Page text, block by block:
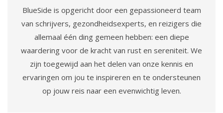
BlueSide is opgericht door een gepassioneerd team
van schrijvers, gezondheidsexperts, en reizigers die
allemaal één ding gemeen hebben: een diepe
waardering voor de kracht van rust en sereniteit. We
zijn toegewijd aan het delen van onze kennis en
ervaringen om jou te inspireren en te ondersteunen
op jouw reis naar een evenwichtig leven.